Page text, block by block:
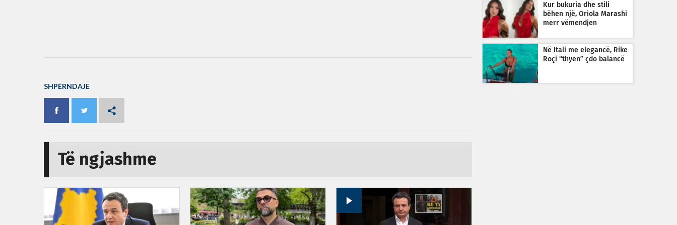
SHPËRNDAJE
Të ngjashme
Kur bukuria dhe stili
bëhen një, Oriola Marashi
merr vëmendjen
Në Itali me elegancë, Rike
Roçi “thyen” çdo balancë